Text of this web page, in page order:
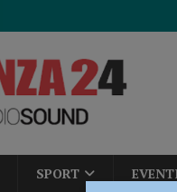
SPORT